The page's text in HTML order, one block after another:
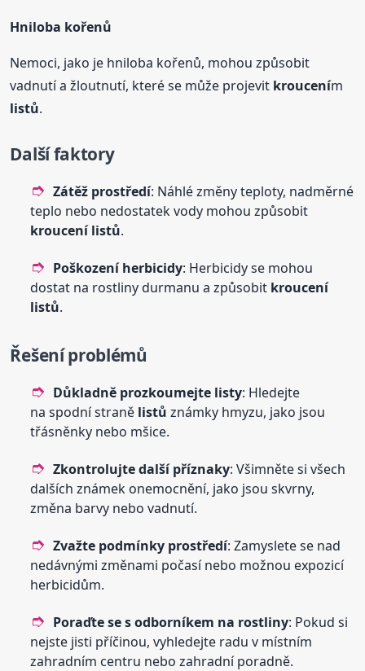
Hniloba kořenů
Nemoci, jako je hniloba kořenů, mohou způsobit
vadnutí a žloutnutí, které se může projevit kroucením
listů.
Další faktory
Zátěž prostředí: Náhlé změny teploty, nadměrné
teplo nebo nedostatek vody mohou způsobit
kroucení listů.
Poškození herbicidy: Herbicidy se mohou
dostat na rostliny durmanu a způsobit kroucení
listů.
Řešení problémů
Důkladně prozkoumejte listy: Hledejte
na spodní straně listů známky hmyzu, jako jsou
třásněnky nebo mšice.
Zkontrolujte další příznaky: Všimněte si všech
dalších známek onemocnění, jako jsou skvrny,
změna barvy nebo vadnutí.
Zvažte podmínky prostředí: Zamyslete se nad
nedávnými změnami počasí nebo možnou expozicí
herbicidům.
Poraďte se s odborníkem na rostliny: Pokud si
nejste jisti příčinou, vyhledejte radu v místním
zahradním centru nebo zahradní poradně.